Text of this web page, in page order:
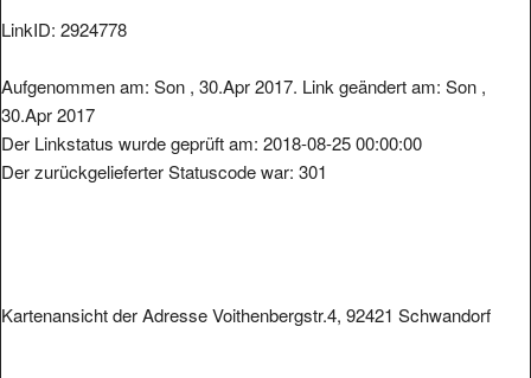
LinkID: 2924778
Aufgenommen am: Son , 30.Apr 2017. Link geändert am: Son ,
30.Apr 2017
Der Linkstatus wurde geprüft am: 2018-08-25 00:00:00
Der zurückgelieferter Statuscode war: 301
Kartenansicht der Adresse Voithenbergstr.4, 92421 Schwandorf